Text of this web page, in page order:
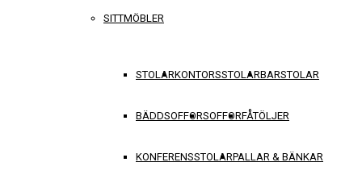
SITTMÖBLER
STOLARKONTORSSTOLARBARSTOLAR
BÄDDSOFFORSOFFORFÅTÖLJER
KONFERENSSTOLARPALLAR & BÄNKAR